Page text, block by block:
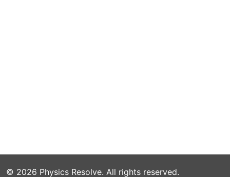
© 2026 Physics Resolve. All rights reserved.